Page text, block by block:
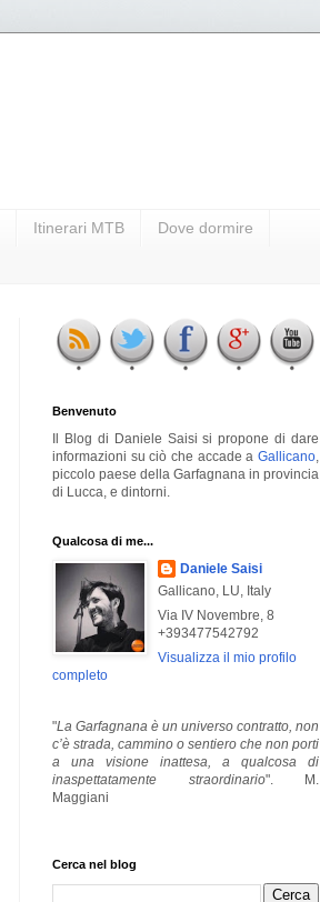
Itinerari MTB Dove dormire
Benvenuto
Il Blog di Daniele Saisi si propone di dare
informazioni su ciò che accade a Gallicano
piccolo paese della Garfagnana in provincia
di Lucca, e dintorni.
Qualcosa di me...
Daniele Saisi
Gallicano, LU, Italy
Via IV Novembre, 8
+393477542792
Visualizza il mio profilo
completo
"La Garfagnana è un universo contratto, non
c’è strada, cammino o sentiero che non porti
a una visione inattesa, a qualcosa di
inaspettatamente straordinario". M.
Maggiani
Cerca nel blog